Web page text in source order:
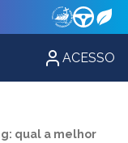
ACESSO
qual a melhor